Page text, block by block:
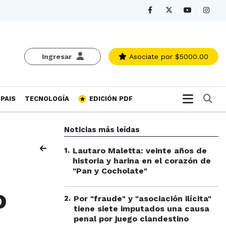
Ingresar Asociate por $5000.00
PAIS TECNOLOGÍA EDICIÓN PDF
Noticias más leídas
1. Lautaro Maletta: veinte años de
historia y harina en el corazón de
"Pan y Cocholate"
2. Por "fraude" y "asociación ilícita"
tiene siete imputados una causa
penal por juego clandestino